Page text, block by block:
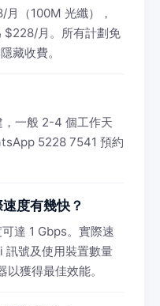
（100M 光纖），
月。所有計劃免
藏收費。
，一般 2-4 個工作天
5228 7541 預約
度有幾快？
達 1 Gbps。實際速
訊號及使用裝置數量
獲得最佳效能。